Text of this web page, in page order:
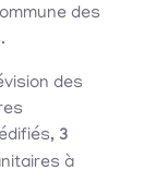
des
des
3
à